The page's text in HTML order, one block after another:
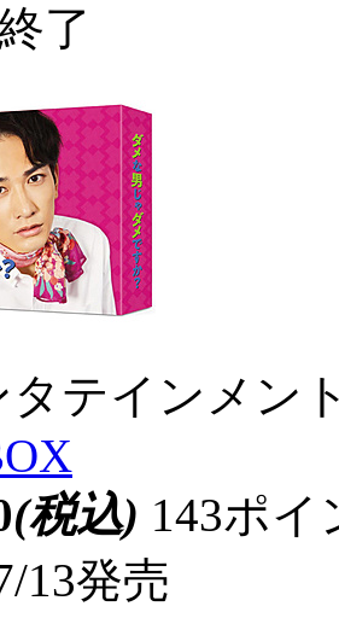
了
タテインメン
(税込) 143ポ
13発売